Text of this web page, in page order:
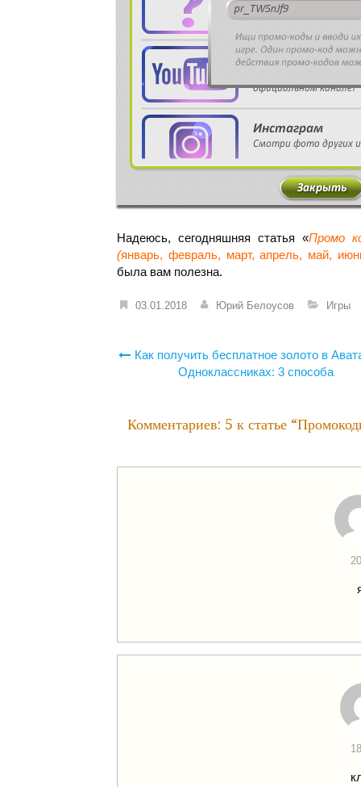
Надеюсь, сегодняшняя статья «Промо
(январь, февраль, март, апрель, май,
была вам полезна.
03.01.2018 Юрий Белоусов Игры
Навигация
Как получить бесплатное золото в
Одноклассниках: 3 способа
Комментариев: 5 к статье “